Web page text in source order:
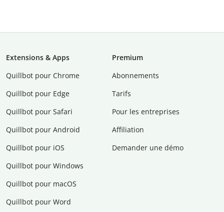
Extensions & Apps
Quillbot pour Chrome
Quillbot pour Edge
Quillbot pour Safari
Quillbot pour Android
Quillbot pour iOS
Quillbot pour Windows
Quillbot pour macOS
Quillbot pour Word
Premium
Abonnements
Tarifs
Pour les entreprises
Affiliation
Demander une démo